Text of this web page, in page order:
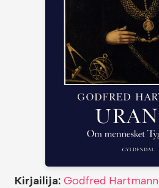
Kirjailija: Godfred Hartmann